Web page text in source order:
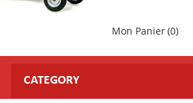
Mon Panier(0)
CATEGORY